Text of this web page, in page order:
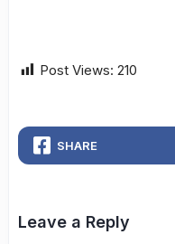
Post Views: 210
SHARE
Leave a Reply